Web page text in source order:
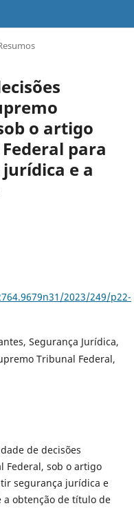
o artigo
para
e a
2023/249/p22-
Segurança Jurídica,
Tribunal Federal,
de decisões
Federal, sob o artigo
segurança jurídica e
obtenção de título de